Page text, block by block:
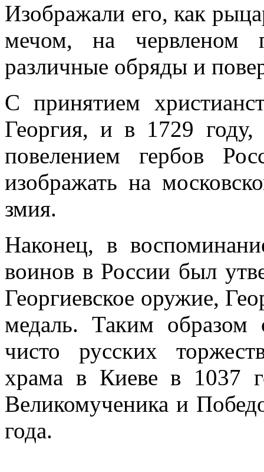
Изображали его, как
мечом, на
различные обряды и
С принятием
Георгия, и в 1729
повелением гербов
изображать на
змия.
Наконец, в
воинов в России был
Георгиевское оружие,
медаль. Таким образом
чисто русских
храма в Киеве в 1037
Великомученика и
года.